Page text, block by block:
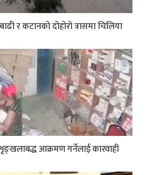
र कटानको दोहोरो त्रासमा चिलिया
आक्रमण गर्नेलाई कारवाही